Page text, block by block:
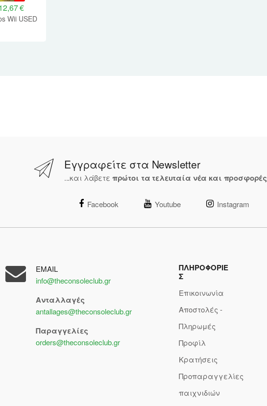
€
Wii USED
Εγγραφείτε στα Newsletter
...και λάβετε πρώτοι τα τελευταία νέα και προσφορές
Facebook Youtube Instagram
EMAIL
info@theconsoleclub.gr
Ανταλλαγές
antallages@theconsoleclub.gr
Παραγγελίες
orders@theconsoleclub.gr
ΠΛΗΡΟΦΟΡΙΕ
Σ
Επικοινωνία
Αποστολές -
Πληρωμές
Προφίλ
Κρατήσεις
Προπαραγγελίες
παιχνιδιών